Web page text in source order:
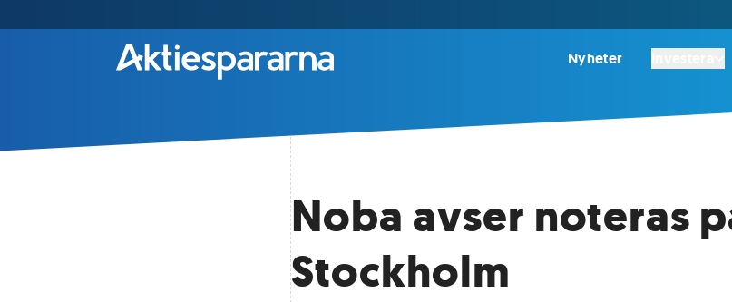
Nyheter
Noba avser noteras
Stockholm